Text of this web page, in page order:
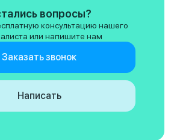
вопросы?
консультацию нашего
или напишите нам
Заказать звонок
Написать